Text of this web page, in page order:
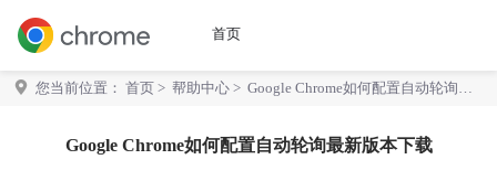
首页
您当前位置： 首页 > 帮助中心 > Google Chrome如何配置自动轮询最
Google Chrome如何配置自动轮询最新版本下载